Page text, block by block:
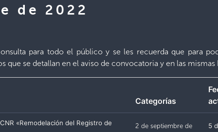
de 2022
para todo el público y se les recuerda que para
que se detallan en el aviso de convocatoria y en las
Categorías
«Remodelación del Registro de
2 de septiembre de
5